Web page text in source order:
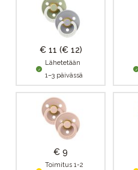
€ 11 (€ 12)
Lähetetään
1–3 päivässä
€ 9
Toimitus 1-2